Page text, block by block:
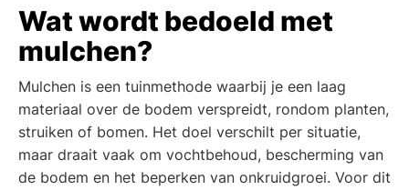
Wat wordt bedoeld met
mulchen?
Mulchen is een tuinmethode waarbij je een laag
materiaal over de bodem verspreidt, rondom planten,
struiken of bomen. Het doel verschilt per situatie,
maar draait vaak om vochtbehoud, bescherming van
de bodem en het beperken van onkruidgroei. Voor dit